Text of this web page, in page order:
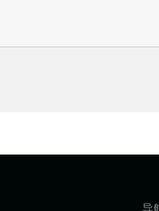
导